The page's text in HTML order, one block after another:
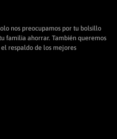
nos preocupamos por tu bolsillo
familia ahorrar. También queremos
respaldo de los mejores